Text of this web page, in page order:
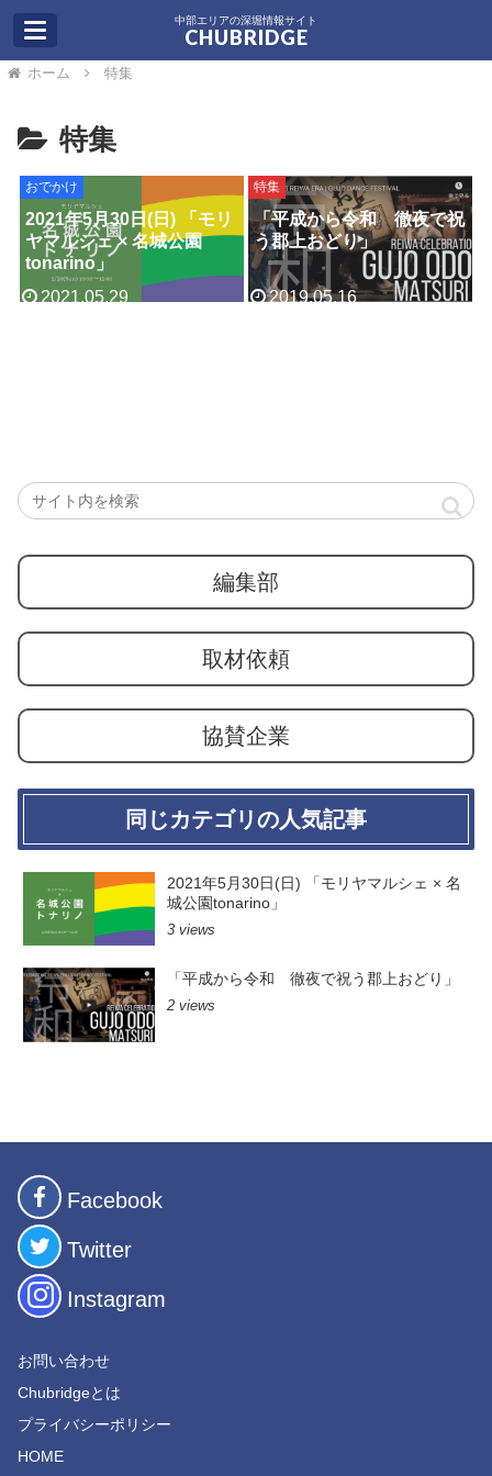
中部エリアの深堀情報サイト
CHUBRIDGE
ホーム 特集
特集
おでかけ
2021年5月30日(日) 「モリ
ヤマルシェ × 名城公園
tonarino」
2021.05.29
特集
「平成から令和 徹夜で祝
う郡上おどり」
2019.05.16
編集部
取材依頼
協賛企業
同じカテゴリの人気記事
2021年5月30日(日) 「モリヤマルシェ × 名
城公園tonarino」
3 views
「平成から令和 徹夜で祝う郡上おどり」
2 views
Facebook
Twitter
Instagram
お問い合わせ
Chubridgeとは
プライバシーポリシー
HOME